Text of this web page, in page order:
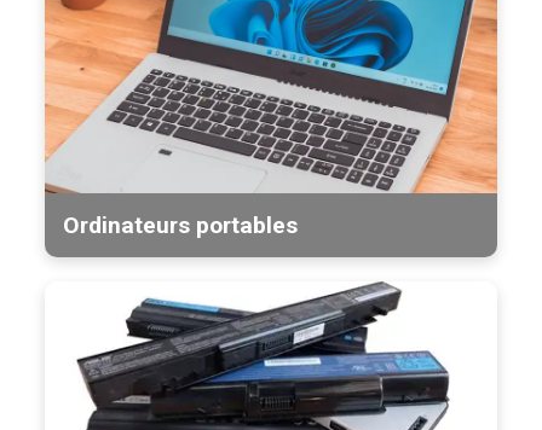
Ordinateurs portables